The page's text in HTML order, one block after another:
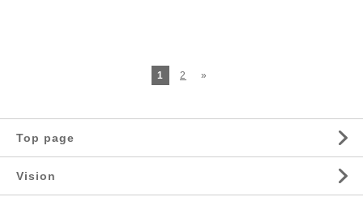
1 2 »
Top page
Vision